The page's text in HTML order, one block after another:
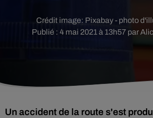
Publié : 4 mai 2021 à 13h57 par
Crédit image: Pixabay - photo
Un accident de la route s'est